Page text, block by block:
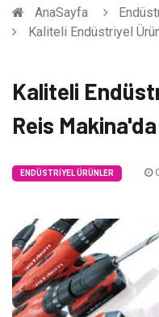
AnaSayfa
Kaliteli Endüstriyel
Kaliteli
Reis Makina'da
ENDÜSTRIYEL ÜRÜNLER